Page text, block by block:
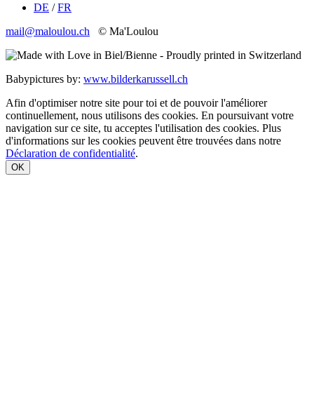
DE /FR
mail@maloulou.ch © Ma'Loulou
Babypictures by: www.bilderkarussell.ch
Afin d'optimiser notre site pour toi et de pouvoir l'améliorer
continuellement, nous utilisons des cookies. En poursuivant votre
navigation sur ce site, tu acceptes l'utilisation des cookies. Plus
d'informations sur les cookies peuvent être trouvées dans notre
Déclaration de confidentialité.
OK